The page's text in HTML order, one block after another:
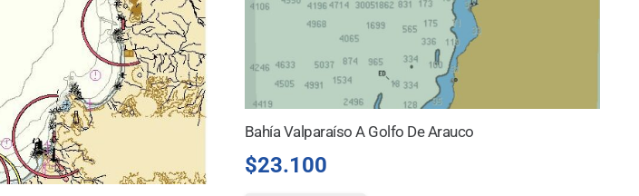
Bahía Valparaíso A Golfo De Arauco
$23.100